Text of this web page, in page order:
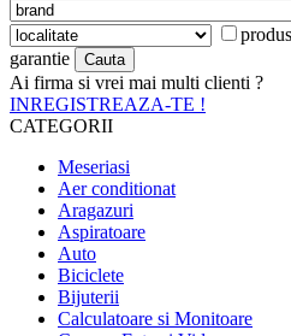
garantie
Ai firma si vrei mai multi clienti ?
INREGISTREAZA-TE !
CATEGORII
Meseriasi
Aer conditionat
Aragazuri
Aspiratoare
Auto
Biciclete
Bijuterii
Calculatoare si Monitoare